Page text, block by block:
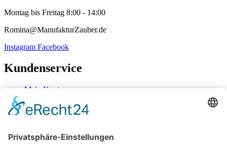
Montag bis Freitag 8:00 - 14:00
Romina@ManufakturZauber.de
Instagram Facebook
Kundenservice
Mein Konto
Zahlung & Versand
Widerrufsbelehrung
Mein Konto
Kontakt